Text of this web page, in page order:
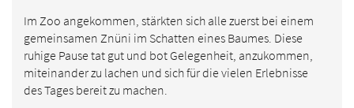
Im Zoo angekommen, stärkten sich alle zuerst bei einem
gemeinsamen Znüni im Schatten eines Baumes. Diese
ruhige Pause tat gut und bot Gelegenheit, anzukommen,
miteinander zu lachen und sich für die vielen Erlebnisse
des Tages bereit zu machen.